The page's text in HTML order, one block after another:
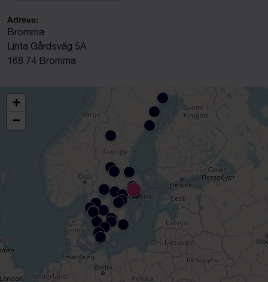
Adress:
Bromma
Linta Gårdsväg 5A
168 74 Bromma
+
−